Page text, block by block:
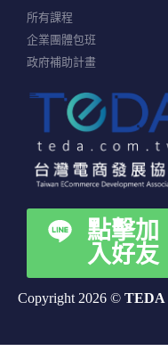
所有課程
企業團體包班
政府補助計畫
點擊加
入好友
Copyright 2026 © TEDA